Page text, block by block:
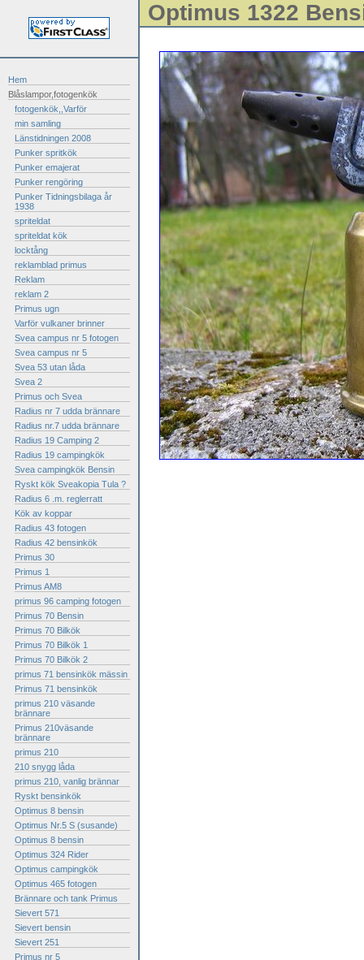
Hem
Blåslampor,fotogenkök
fotogenkök,,Varför
min samling
Länstidningen 2008
Punker spritkök
Punker emajerat
Punker rengöring
Punker Tidningsbilaga år
1938
spriteldat
spriteldat kök
locktång
reklamblad primus
Reklam
reklam 2
Primus ugn
Varför vulkaner brinner
Svea campus nr 5 fotogen
Svea campus nr 5
Svea 53 utan låda
Svea 2
Primus och Svea
Radius nr 7 udda brännare
Radius nr.7 udda brännare
Radius 19 Camping 2
Radius 19 campingkök
Svea campingkök Bensin
Ryskt kök Sveakopia Tula ?
Radius 6 .m. reglerratt
Kök av koppar
Radius 43 fotogen
Radius 42 bensinkök
Primus 30
Primus 1
Primus AM8
primus 96 camping fotogen
Primus 70 Bensin
Primus 70 Bilkök
Primus 70 Bilkök 1
Primus 70 Bilkök 2
primus 71 bensinkök mässin
Primus 71 bensinkök
primus 210 väsande
brännare
Primus 210väsande
brännare
primus 210
210 snygg låda
primus 210, vanlig brännar
Ryskt bensinkök
Optimus 8 bensin
Optimus Nr.5 S (susande)
Optimus 8 bensin
Optimus 324 Rider
Optimus campingkök
Optimus 465 fotogen
Brännare och tank Primus
Sievert 571
Sievert bensin
Sievert 251
Primus nr 5
Optimus 1322